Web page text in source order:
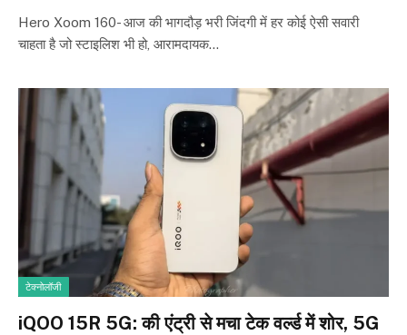
Hero Xoom 160- आज की भागदौड़ भरी जिंदगी में हर कोई ऐसी सवारी
चाहता है जो स्टाइलिश भी हो, आरामदायक…
टेक्नोलॉजी
iQOO 15R 5G: की एंट्री से मचा टेक वर्ल्ड में शोर, 5G